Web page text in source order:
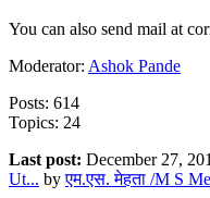
You can also send mail at
Moderator: Ashok Pande
Posts: 614
Topics: 24
Last post: December 27,
Ut... byएम.एस. मेहता /M S